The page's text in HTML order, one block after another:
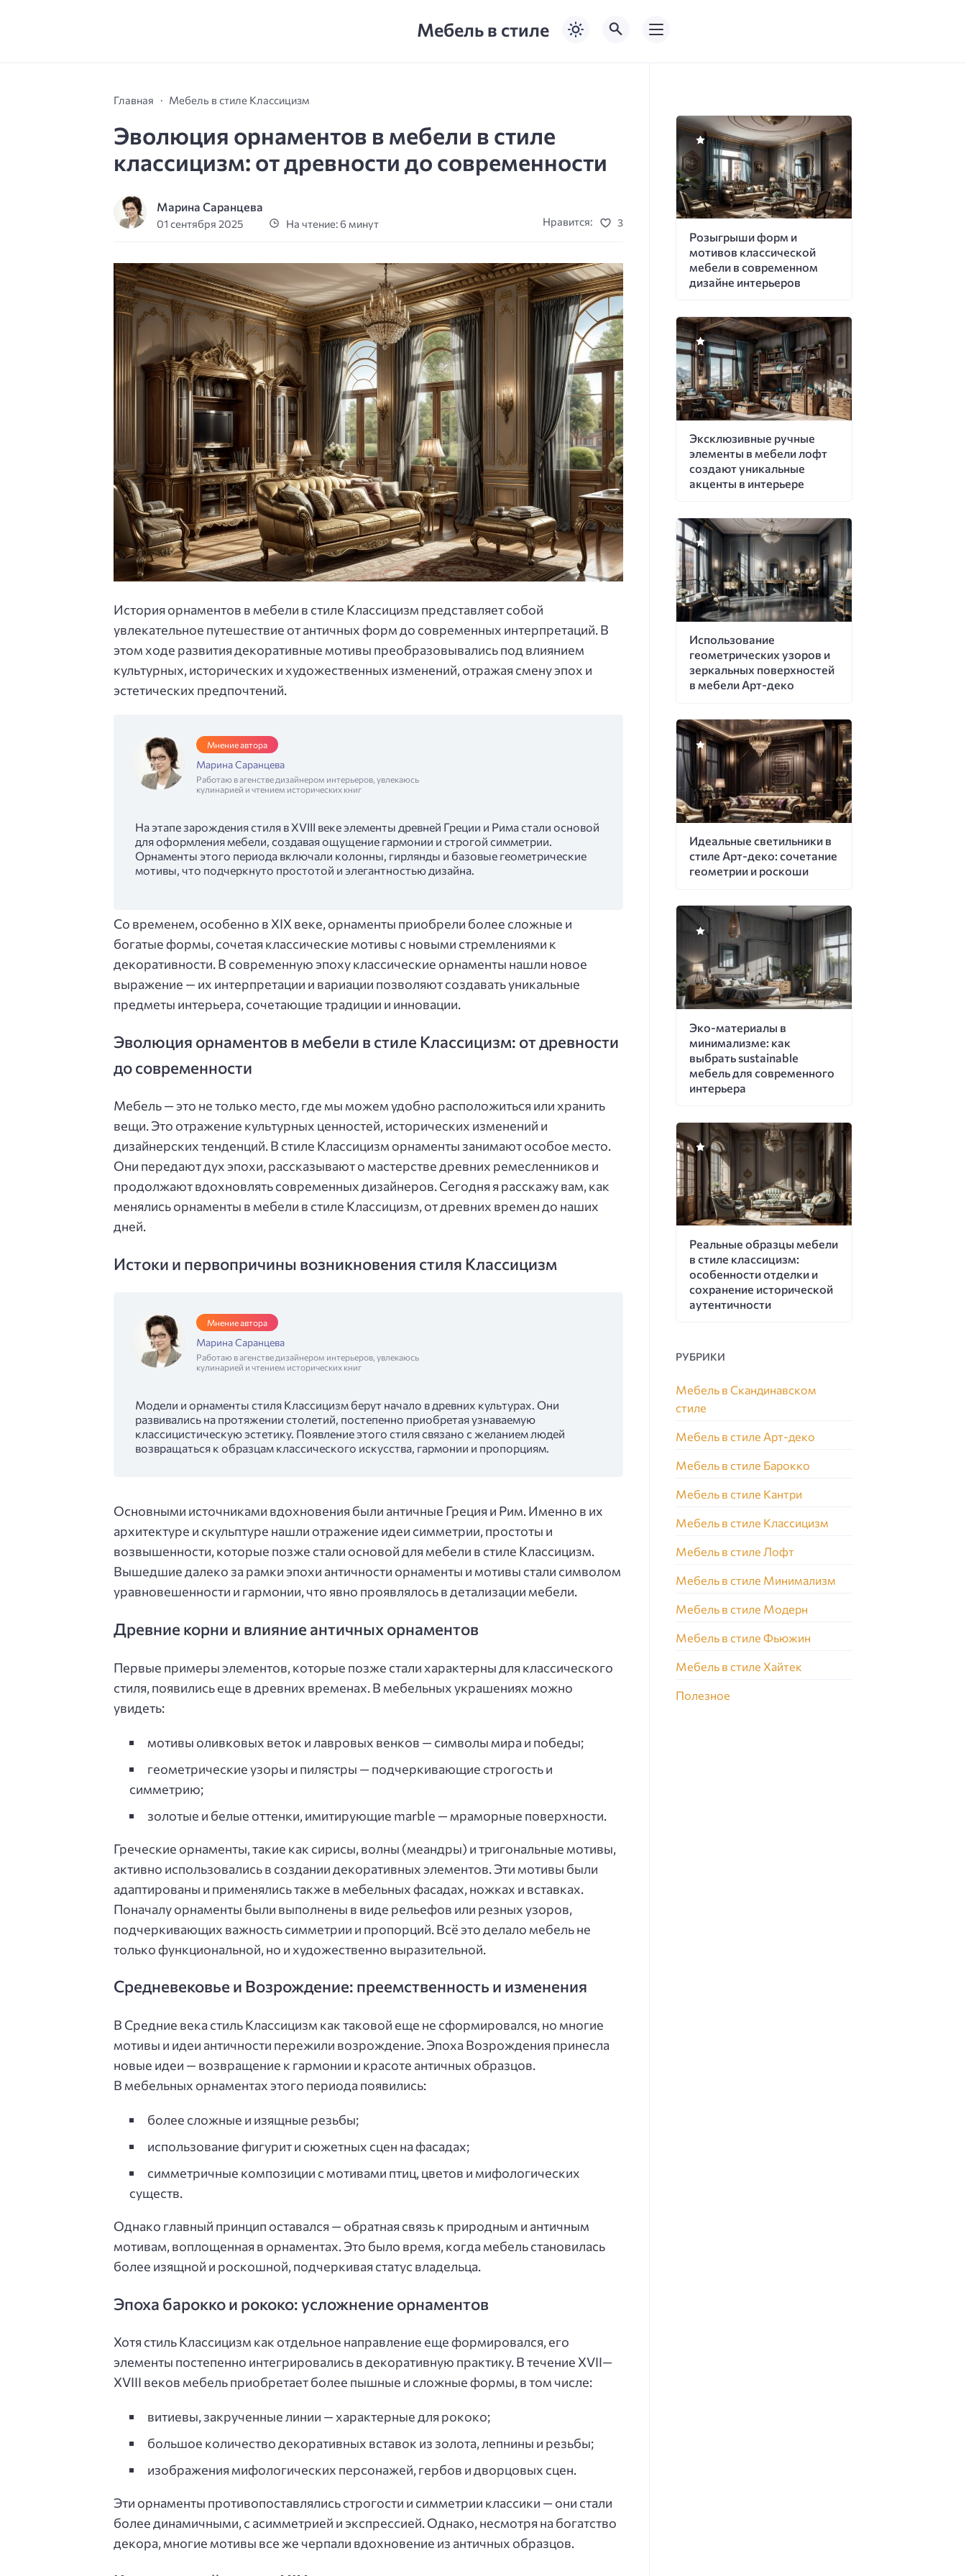
Мебель в стиле
Главная Мебель в стиле Классицизм
Эволюция орнаментов в мебели в стиле
классицизм: от древности до современности
Марина Саранцева
01 сентября 2025 На чтение: 6 минут Нравится: 3
История орнаментов в мебели в стиле Классицизм представляет собой
увлекательное путешествие от античных форм до современных интерпретаций. В
этом ходе развития декоративные мотивы преобразовывались под влиянием
культурных, исторических и художественных изменений, отражая смену эпох и
эстетических предпочтений.
Мнение автора
Марина Саранцева
Работаю в агенстве дизайнером интерьеров, увлекаюсь
кулинарией и чтением исторических книг
На этапе зарождения стиля в XVIII веке элементы древней Греции и Рима стали основой
для оформления мебели, создавая ощущение гармонии и строгой симметрии.
Орнаменты этого периода включали колонны, гирлянды и базовые геометрические
мотивы, что подчеркнуто простотой и элегантностью дизайна.
Со временем, особенно в XIX веке, орнаменты приобрели более сложные и
богатые формы, сочетая классические мотивы с новыми стремлениями к
декоративности. В современную эпоху классические орнаменты нашли новое
выражение — их интерпретации и вариации позволяют создавать уникальные
предметы интерьера, сочетающие традиции и инновации.
Эволюция орнаментов в мебели в стиле Классицизм: от древности
до современности
Мебель — это не только место, где мы можем удобно расположиться или хранить
вещи. Это отражение культурных ценностей, исторических изменений и
дизайнерских тенденций. В стиле Классицизм орнаменты занимают особое место.
Они передают дух эпохи, рассказывают о мастерстве древних ремесленников и
продолжают вдохновлять современных дизайнеров. Сегодня я расскажу вам, как
менялись орнаменты в мебели в стиле Классицизм, от древних времен до наших
дней.
Истоки и первопричины возникновения стиля Классицизм
Мнение автора
Марина Саранцева
Работаю в агенстве дизайнером интерьеров, увлекаюсь
кулинарией и чтением исторических книг
Модели и орнаменты стиля Классицизм берут начало в древних культурах. Они
развивались на протяжении столетий, постепенно приобретая узнаваемую
классицистическую эстетику. Появление этого стиля связано с желанием людей
возвращаться к образцам классического искусства, гармонии и пропорциям.
Основными источниками вдохновения были античные Греция и Рим. Именно в их
архитектуре и скульптуре нашли отражение идеи симметрии, простоты и
возвышенности, которые позже стали основой для мебели в стиле Классицизм.
Вышедшие далеко за рамки эпохи античности орнаменты и мотивы стали символом
уравновешенности и гармонии, что явно проявлялось в детализации мебели.
Древние корни и влияние античных орнаментов
Первые примеры элементов, которые позже стали характерны для классического
стиля, появились еще в древних временах. В мебельных украшениях можно
увидеть:
мотивы оливковых веток и лавровых венков — символы мира и победы;
геометрические узоры и пилястры — подчеркивающие строгость и
симметрию;
золотые и белые оттенки, имитирующие marble — мраморные поверхности.
Греческие орнаменты, такие как сирисы, волны (меандры) и тригональные мотивы,
активно использовались в создании декоративных элементов. Эти мотивы были
адаптированы и применялись также в мебельных фасадах, ножках и вставках.
Поначалу орнаменты были выполнены в виде рельефов или резных узоров,
подчеркивающих важность симметрии и пропорций. Всё это делало мебель не
только функциональной, но и художественно выразительной.
Средневековье и Возрождение: преемственность и изменения
В Средние века стиль Классицизм как таковой еще не сформировался, но многие
мотивы и идеи античности пережили возрождение. Эпоха Возрождения принесла
новые идеи — возвращение к гармонии и красоте античных образцов.
В мебельных орнаментах этого периода появились:
более сложные и изящные резьбы;
использование фигурит и сюжетных сцен на фасадах;
симметричные композиции с мотивами птиц, цветов и мифологических
существ.
Однако главный принцип оставался — обратная связь к природным и античным
мотивам, воплощенная в орнаментах. Это было время, когда мебель становилась
более изящной и роскошной, подчеркивая статус владельца.
Эпоха барокко и рококо: усложнение орнаментов
Хотя стиль Классицизм как отдельное направление еще формировался, его
элементы постепенно интегрировались в декоративную практику. В течение XVII—
XVIII веков мебель приобретает более пышные и сложные формы, в том числе:
витиевы, закрученные линии — характерные для рококо;
большое количество декоративных вставок из золота, лепнины и резьбы;
изображения мифологических персонажей, гербов и дворцовых сцен.
Эти орнаменты противопоставлялись строгости и симметрии классики — они стали
более динамичными, с асимметрией и экспрессией. Однако, несмотря на богатство
декора, многие мотивы все же черпали вдохновение из античных образцов.
Розыгрыши форм и
мотивов классической
мебели в современном
дизайне интерьеров
Эксклюзивные ручные
элементы в мебели лофт
создают уникальные
акценты в интерьере
Использование
геометрических узоров и
зеркальных поверхностей
в мебели Арт-деко
Идеальные светильники в
стиле Арт-деко: сочетание
геометрии и роскоши
Эко-материалы в
минимализме: как
выбрать sustainable
мебель для современного
интерьера
Реальные образцы мебели
в стиле классицизм:
особенности отделки и
сохранение исторической
аутентичности
РУБРИКИ
Мебель в Скандинавском
стиле
Мебель в стиле Арт-деко
Мебель в стиле Барокко
Мебель в стиле Кантри
Мебель в стиле Классицизм
Мебель в стиле Лофт
Мебель в стиле Минимализм
Мебель в стиле Модерн
Мебель в стиле Фьюжин
Мебель в стиле Хайтек
Полезное